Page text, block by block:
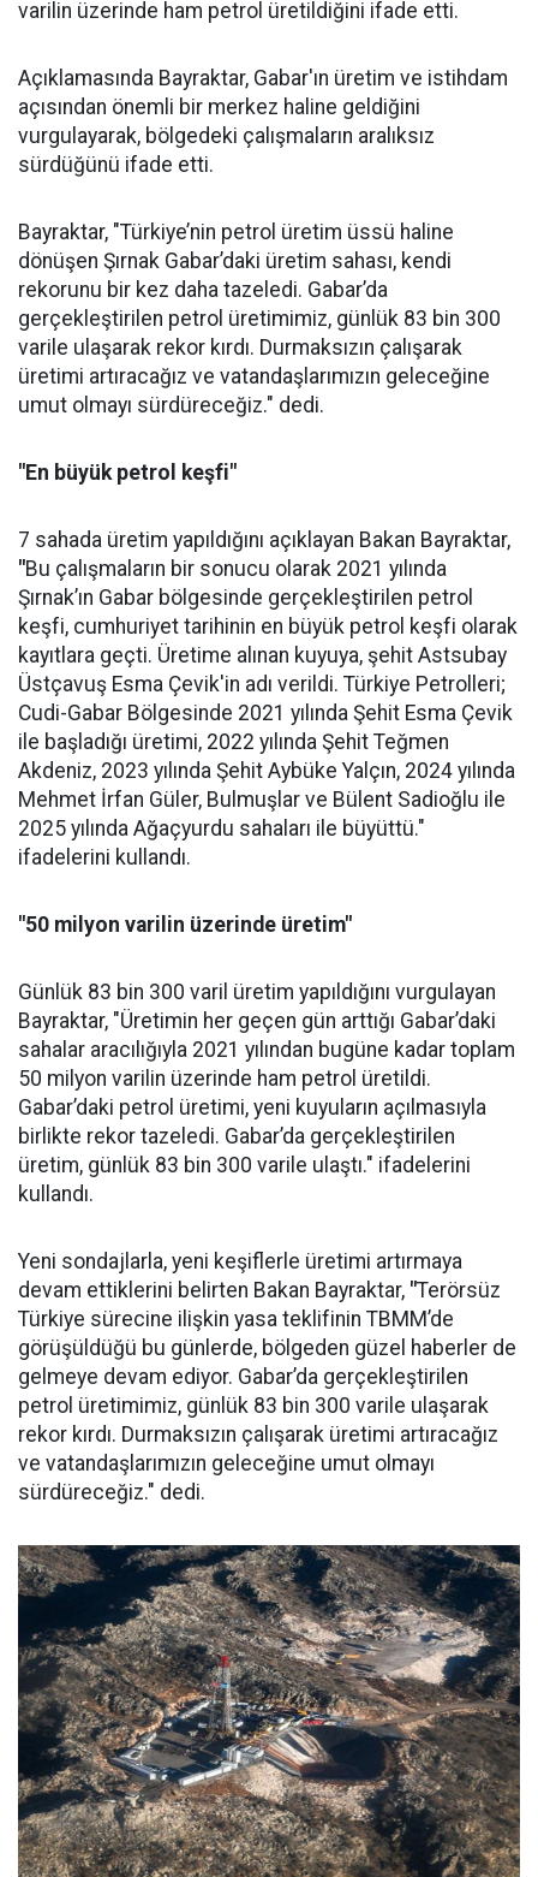
varilin üzerinde ham petrol üretildiğini ifade etti.
Açıklamasında Bayraktar, Gabar'ın üretim ve istihdam
açısından önemli bir merkez haline geldiğini
vurgulayarak, bölgedeki çalışmaların aralıksız
sürdüğünü ifade etti.
Bayraktar, "Türkiye’nin petrol üretim üssü haline
dönüşen Şırnak Gabar’daki üretim sahası, kendi
rekorunu bir kez daha tazeledi. Gabar’da
gerçekleştirilen petrol üretimimiz, günlük 83 bin 300
varile ulaşarak rekor kırdı. Durmaksızın çalışarak
üretimi artıracağız ve vatandaşlarımızın geleceğine
umut olmayı sürdüreceğiz." dedi.
"En büyük petrol keşfi"
7 sahada üretim yapıldığını açıklayan Bakan Bayraktar,
"Bu çalışmaların bir sonucu olarak 2021 yılında
Şırnak’ın Gabar bölgesinde gerçekleştirilen petrol
keşfi, cumhuriyet tarihinin en büyük petrol keşfi olarak
kayıtlara geçti. Üretime alınan kuyuya, şehit Astsubay
Üstçavuş Esma Çevik'in adı verildi. Türkiye Petrolleri;
Cudi-Gabar Bölgesinde 2021 yılında Şehit Esma Çevik
ile başladığı üretimi, 2022 yılında Şehit Teğmen
Akdeniz, 2023 yılında Şehit Aybüke Yalçın, 2024 yılında
Mehmet İrfan Güler, Bulmuşlar ve Bülent Sadioğlu ile
2025 yılında Ağaçyurdu sahaları ile büyüttü."
ifadelerini kullandı.
"50 milyon varilin üzerinde üretim"
Günlük 83 bin 300 varil üretim yapıldığını vurgulayan
Bayraktar, "Üretimin her geçen gün arttığı Gabar’daki
sahalar aracılığıyla 2021 yılından bugüne kadar toplam
50 milyon varilin üzerinde ham petrol üretildi.
Gabar’daki petrol üretimi, yeni kuyuların açılmasıyla
birlikte rekor tazeledi. Gabar’da gerçekleştirilen
üretim, günlük 83 bin 300 varile ulaştı." ifadelerini
kullandı.
Yeni sondajlarla, yeni keşiflerle üretimi artırmaya
devam ettiklerini belirten Bakan Bayraktar, "Terörsüz
Türkiye sürecine ilişkin yasa teklifinin TBMM’de
görüşüldüğü bu günlerde, bölgeden güzel haberler de
gelmeye devam ediyor. Gabar’da gerçekleştirilen
petrol üretimimiz, günlük 83 bin 300 varile ulaşarak
rekor kırdı. Durmaksızın çalışarak üretimi artıracağız
ve vatandaşlarımızın geleceğine umut olmayı
sürdüreceğiz." dedi.